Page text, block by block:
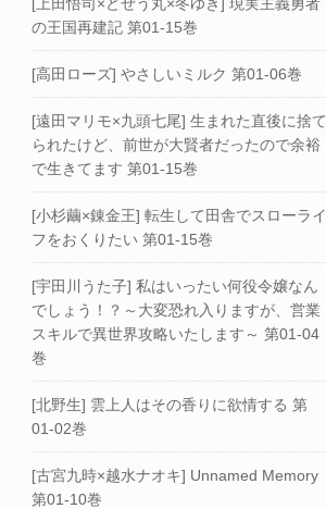
の王国再建記 第01-15巻
[高田ローズ] やさしいミルク 第01-06巻
[遠田マリモ×九頭七尾] 生まれた直後に捨て
られたけど、前世が大賢者だったので余裕
で生きてます 第01-15巻
[小杉繭×錬金王] 転生して田舎でスローライ
フをおくりたい 第01-15巻
[宇田川うた子] 私はいったい何役令嬢なん
でしょう！？～大変恐れ入りますが、営業
スキルで異世界攻略いたします～ 第01-04
巻
[北野生] 雲上人はその香りに欲情する 第
01-02巻
[古宮九時×越水ナオキ] Unnamed Memory
第01-10巻